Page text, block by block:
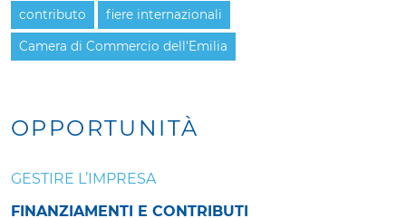
OPPORTUNITÀ
GESTIRE L’IMPRESA
FINANZIAMENTI E CONTRIBUTI
contributo fiere internazionali
Camera di Commercio dell'Emilia